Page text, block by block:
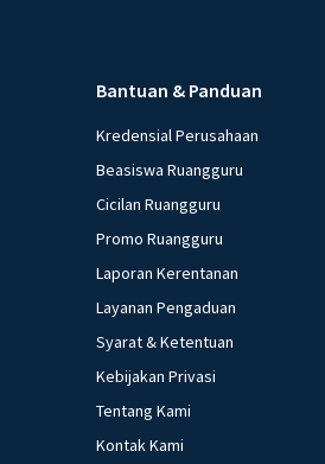
Bantuan & Panduan
Kredensial Perusahaan
Beasiswa Ruangguru
Cicilan Ruangguru
Promo Ruangguru
Laporan Kerentanan
Layanan Pengaduan
Syarat & Ketentuan
Kebijakan Privasi
Tentang Kami
Kontak Kami